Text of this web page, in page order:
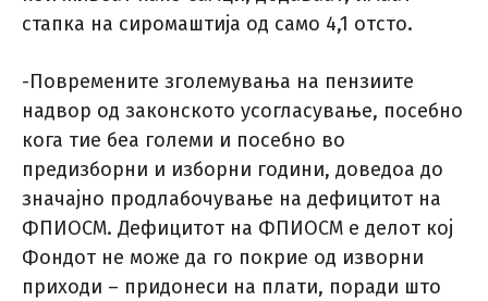
стапка на сиромаштија од само 4,1 отсто.
-Повремените зголемувања на пензиите
надвор од законското усогласување, посебно
кога тие беа големи и посебно во
предизборни и изборни години, доведоа до
значајно продлабочување на дефицитот на
ФПИОСМ. Дефицитот на ФПИОСМ е делот кој
Фондот не може да го покрие од изворни
приходи – придонеси на плати, поради што